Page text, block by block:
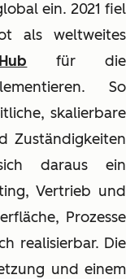
ein. 2021 fiel
als weltweites
für die
So
skalierbare
Zuständigkeiten
daraus ein
Vertrieb und
Prozesse
realisierbar. Die
und einem